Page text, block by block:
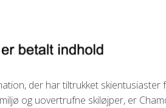
der har tiltrukket skientusiaster
og uovertrufne skiløjper, er